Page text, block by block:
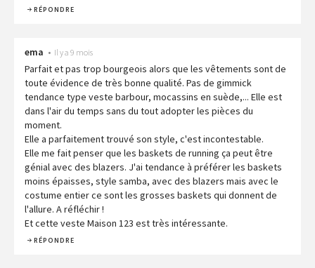
RÉPONDRE
ema • Il y a 9 mois
Parfait et pas trop bourgeois alors que les vêtements sont de
toute évidence de très bonne qualité. Pas de gimmick
tendance type veste barbour, mocassins en suède,... Elle est
dans l'air du temps sans du tout adopter les pièces du
moment.
Elle a parfaitement trouvé son style, c'est incontestable.
Elle me fait penser que les baskets de running ça peut être
génial avec des blazers. J'ai tendance à préférer les baskets
moins épaisses, style samba, avec des blazers mais avec le
costume entier ce sont les grosses baskets qui donnent de
l'allure. A réfléchir !
Et cette veste Maison 123 est très intéressante.
RÉPONDRE